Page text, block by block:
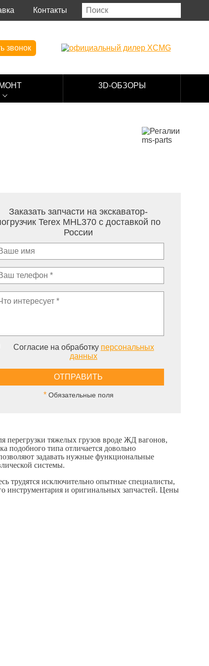
Контакты
звонок
3D-ОБЗОРЫ
Заказать запчасти на экскаватор-
Terex MHL370 с доставкой по
России
Согласие на обработку персональных
данных
*Обязательные поля
перегрузки тяжелых грузов вроде ЖД вагонов,
подобного типа отличается довольно
задавать нужные функциональные
системы.
трудятся исключительно опытные специалисты,
инструментария и оригинальных запчастей. Цены